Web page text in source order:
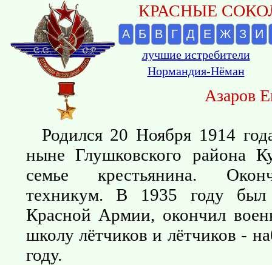
КРАСНЫЕ
А Б В Г Д Е Ж З И
лучшие истребители
Нормандия-Нёман
Азаров
Родился 20 Ноября 1914
ныне Глушковского района
семье крестьянина.
техникум. В 1935 году
Красной Армии, окончил
школу лётчиков и лётчиков -
году.